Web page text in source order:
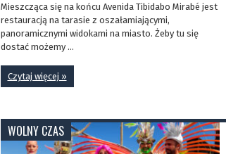
Mieszcząca się na końcu Avenida Tibidabo Mirabé jest
restauracją na tarasie z oszałamiającymi,
panoramicznymi widokami na miasto. Żeby tu się
dostać możemy ...
Czytaj więcej »
WOLNY CZAS